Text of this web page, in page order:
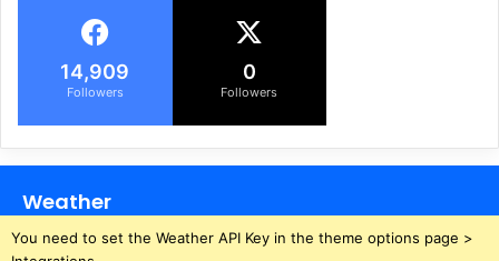
14,909
Followers
0
Followers
Weather
You need to set the Weather API Key in the theme options page >